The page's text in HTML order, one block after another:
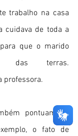
trabalho na casa
cuidava de toda a
que o marido
das terras.
professora.
pontuam os
o fato de